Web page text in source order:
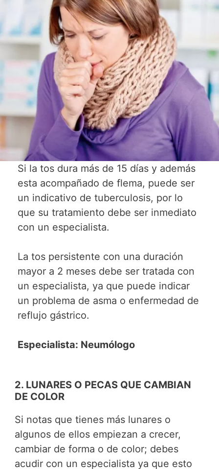
Si la tos dura más de 15 días y además
esta acompañado de flema, puede ser
un indicativo de tuberculosis, por lo
que su tratamiento debe ser inmediato
con un especialista.
La tos persistente con una duración
mayor a 2 meses debe ser tratada con
un especialista, ya que puede indicar
un problema de asma o enfermedad de
reflujo gástrico.
Especialista: Neumólogo
2. LUNARES O PECAS QUE CAMBIAN
DE COLOR
Si notas que tienes más lunares o
algunos de ellos empiezan a crecer,
cambiar de forma o de color; debes
acudir con un especialista ya que esto